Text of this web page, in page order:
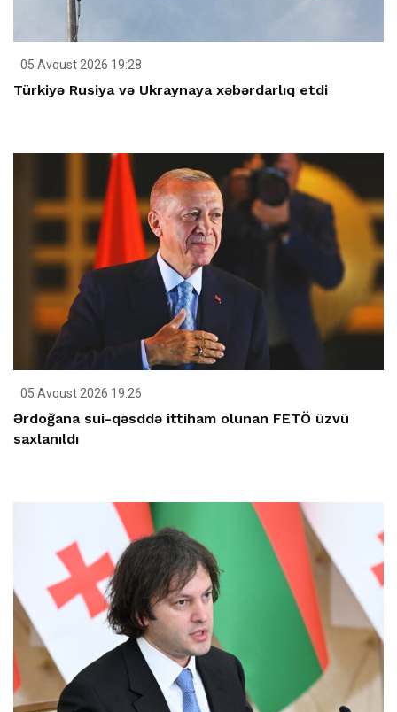
05 Avqust 2026 19:28
Türkiyə Rusiya və Ukraynaya xəbərdarlıq etdi
05 Avqust 2026 19:26
Ərdoğana sui-qəsddə ittiham olunan FETÖ üzvü
saxlanıldı